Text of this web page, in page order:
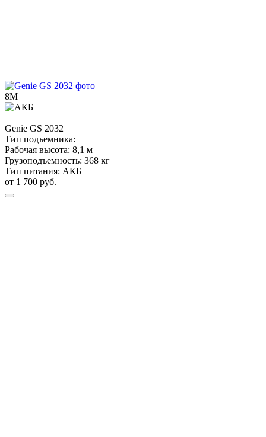
8М
Genie GS 2032
Тип подъемника:
Рабочая высота: 8,1 м
Грузоподъемность: 368 кг
Тип питания: АКБ
от 1 700 руб.